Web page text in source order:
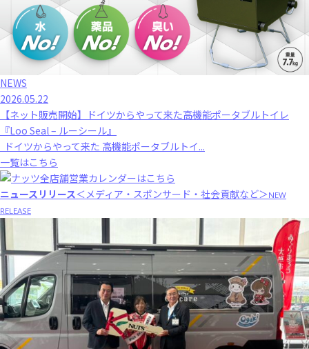
NEWS
2026.05.22
【ネット販売開始】ドイツからやって来た高機能ポータブルトイレ
『Loo Seal – ルーシール』
ドイツからやって来た 高機能ポータブルトイ...
一覧はこちら
ニュースリリース＜メディア・スポンサード・社会貢献など＞NEW
RELEASE